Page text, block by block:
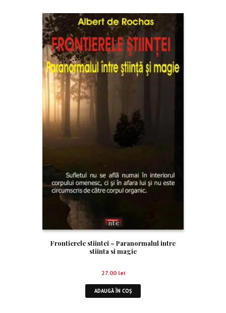
Frontierele stiintei – Paranormalul intre
stiinta si magie
27.00 lei
ADAUGĂ ÎN COȘ